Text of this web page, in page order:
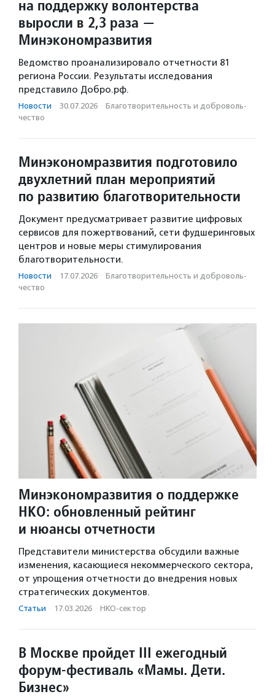
на поддержку волонтерства
выросли в 2,3 раза —
Минэкономразвития
Ведомство проанализировало отчетности 81
региона России. Результаты исследования
представило Добро.рф.
Новости · 30.07.2026 · Благотвори­тель­ность и доброволь­
чест­во
Минэкономразвития подготовило
двухлетний план мероприятий
по развитию благотворительности
Документ предусматривает развитие цифровых
сервисов для пожертвований, сети фудшеринговых
центров и новые меры стимулирования
благотворительности.
Новости · 17.07.2026 · Благотвори­тель­ность и доброволь­
чест­во
Минэкономразвития о поддержке
НКО: обновленный рейтинг
и нюансы отчетности
Представители министерства обсудили важные
изменения, касающиеся некоммерческого сектора,
от упрощения отчетности до внедрения новых
стратегических документов.
Статьи · 17.03.2026 · НКО-сектор
В Москве пройдет III ежегодный
форум-фестиваль «Мамы. Дети.
Бизнес»